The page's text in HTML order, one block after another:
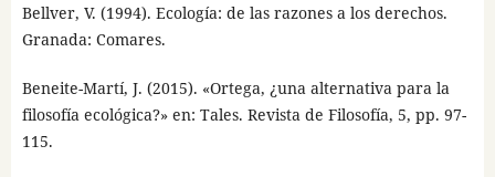
Bellver, V. (1994). Ecología: de las razones a los derechos.
Granada: Comares.
Beneite-Martí, J. (2015). «Ortega, ¿una alternativa para la
filosofía ecológica?» en: Tales. Revista de Filosofía, 5, pp. 97-
115.